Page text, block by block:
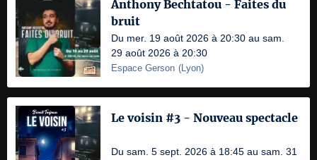
Anthony Bechtatou - Faites du
bruit
Du mer. 19 août 2026 à 20:30 au sam.
29 août 2026 à 20:30
Espace Gerson (Lyon)
Le voisin #3 - Nouveau spectacle
Du sam. 5 sept. 2026 à 18:45 au sam. 31